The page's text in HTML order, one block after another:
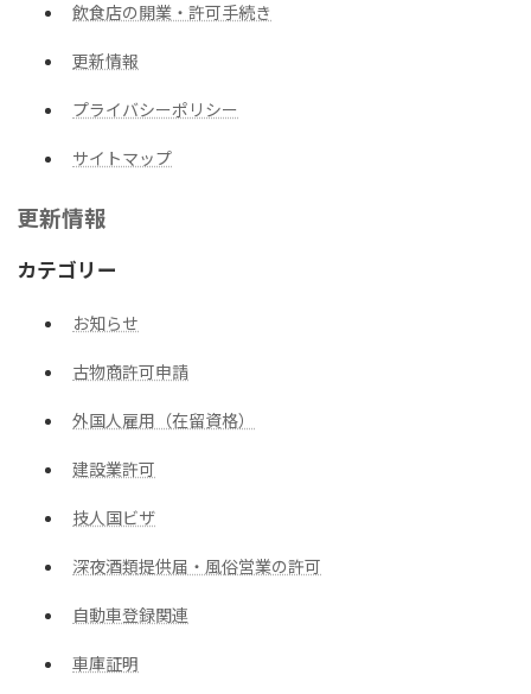
飲食店の開業・許可手続き
更新情報
プライバシーポリシー
サイトマップ
更新情報
カテゴリー
お知らせ
古物商許可申請
外国人雇用（在留資格）
建設業許可
技人国ビザ
深夜酒類提供届・風俗営業の許可
自動車登録関連
車庫証明